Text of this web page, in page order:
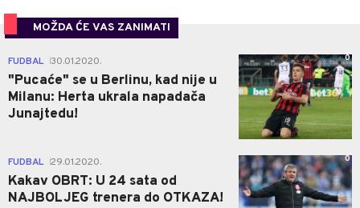
MOŽDA ĆE VAS ZANIMATI
FUDBAL 30.01.2020.
"Pucaće" se u Berlinu, kad nije u
Milanu: Herta ukrala napadača
Junajtedu!
0
FUDBAL 29.01.2020.
Kakav OBRT: U 24 sata od
NAJBOLJEG trenera do OTKAZA!
0